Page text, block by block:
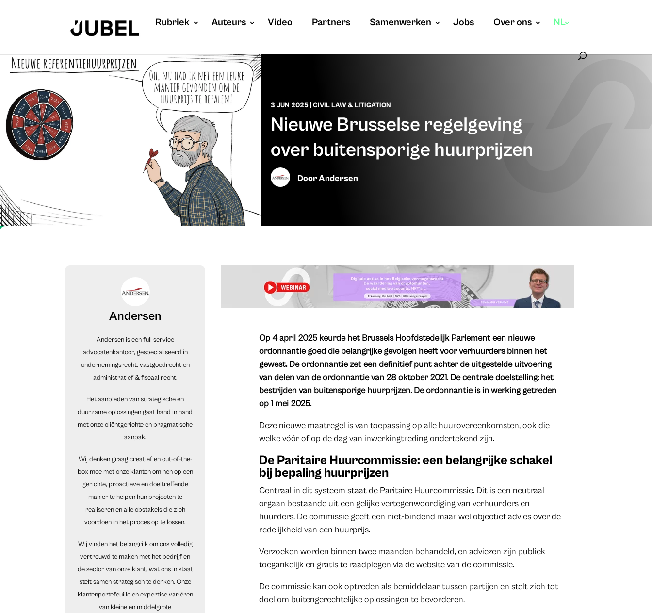
Rubriek Auteurs Video Partners Samenwerken Jobs Over ons NL
3 JUN 2025| CIVIL LAW & LITIGATION
Nieuwe Brusselse regelgeving
over buitensporige huurprijzen
DoorAndersen
Andersen
Andersen is een full service
advocatenkantoor, gespecialiseerd in
ondernemingsrecht, vastgoedrecht en
administratief & fiscaal recht.
Het aanbieden van strategische en
duurzame oplossingen gaat hand in hand
met onze cliëntgerichte en pragmatische
aanpak.
Wij denken graag creatief en out-of-the-
box mee met onze klanten om hen op een
gerichte, proactieve en doeltreffende
manier te helpen hun projecten te
realiseren en alle obstakels die zich
voordoen in het proces op te lossen.
Wij vinden het belangrijk om ons volledig
vertrouwd te maken met het bedrijf en
de sector van onze klant, wat ons in staat
stelt samen strategisch te denken. Onze
klantenportefeuille en expertise variëren
van kleine en middelgrote
Op 4 april 2025 keurde het Brussels Hoofdstedelijk Parlement een nieuwe
ordonnantie goed die belangrijke gevolgen heeft voor verhuurders binnen het
gewest. De ordonnantie zet een definitief punt achter de uitgestelde uitvoering
van delen van de ordonnantie van 28 oktober 2021. De centrale doelstelling: het
bestrijden van buitensporige huurprijzen. De ordonnantie is in werking getreden
op 1 mei 2025.
Deze nieuwe maatregel is van toepassing op alle huurovereenkomsten, ook die
welke vóór of op de dag van inwerkingtreding ondertekend zijn.
De Paritaire Huurcommissie: een belangrijke schakel
bij bepaling huurprijzen
Centraal in dit systeem staat de Paritaire Huurcommissie. Dit is een neutraal
orgaan bestaande uit een gelijke vertegenwoordiging van verhuurders en
huurders. De commissie geeft een niet-bindend maar wel objectief advies over de
redelijkheid van een huurprijs.
Verzoeken worden binnen twee maanden behandeld, en adviezen zijn publiek
toegankelijk en gratis te raadplegen via de website van de commissie.
De commissie kan ook optreden als bemiddelaar tussen partijen en stelt zich tot
doel om buitengerechtelijke oplossingen te bevorderen.